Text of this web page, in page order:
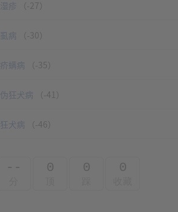
湿疹 （-27）
虱病 （-30）
疥螨病 （-35）
伪狂犬病 （-41）
狂犬病 （-46）
-- 0 0 0